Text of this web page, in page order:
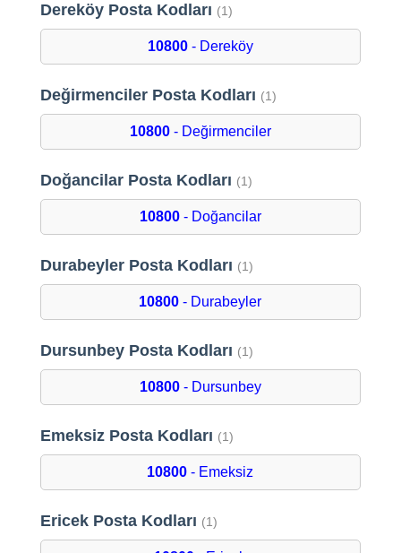
Dereköy Posta Kodları (1)
10800- Dereköy
Değirmenciler Posta Kodları (1)
10800- Değirmenciler
Doğancilar Posta Kodları (1)
10800- Doğancilar
Durabeyler Posta Kodları (1)
10800 - Durabeyler
Dursunbey Posta Kodları (1)
10800- Dursunbey
Emeksiz Posta Kodları (1)
10800 - Emeksiz
Ericek Posta Kodları (1)